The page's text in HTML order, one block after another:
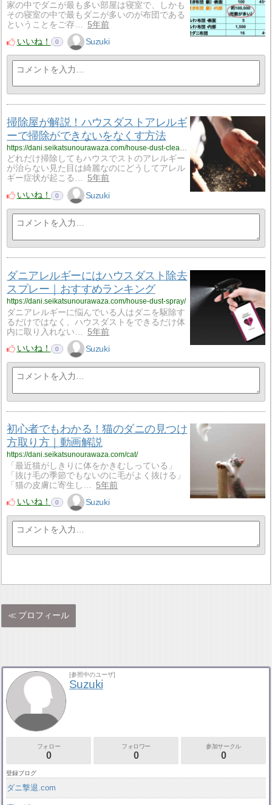
家の中でダニが最も多い部屋は寝室で、しかも
その寝室の中で最もダニが多いのが布団である
ということをご存…
5年前
いいね！
0 Suzuki
掃除屋が解説！ハウスダストアレルギ
ーで掃除ができないをなくす方法
https://dani.seikatsunourawaza.com/house-dust-cleaning/
どれだけ掃除してもハウスでストのアレルギー
が治らない見た目は綺麗なのにどうしてアレル
ギー症状が起こる…
5年前
いいね！
0 Suzuki
ダニアレルギーにはハウスダスト除去
スプレー｜おすすめランキング
https://dani.seikatsunourawaza.com/house-dust-spray/
ダニアレルギーに悩んでいる人はダニを駆除す
るだけではなく、ハウスダストをできるだけ体
内に取り入れない…
5年前
いいね！
0 Suzuki
初心者でもわかる！猫のダニの見つけ
方取り方｜動画解説
https://dani.seikatsunourawaza.com/cat/
「最近猫がしきりに体をかきむしっている」
「抜け毛の季節でもないのに毛がよく抜ける」
「猫の皮膚に寄生し…
5年前
いいね！
0 Suzuki
プロフィール
[参照中のユーザ]
Suzuki
フォロー
0
フォロワー
0
参加サークル
0
登録ブログ
ダニ撃退.com